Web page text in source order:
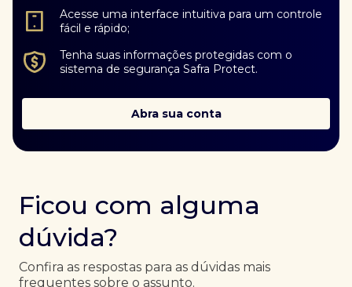
Acesse uma interface intuitiva para um controle
fácil e rápido;
Tenha suas informações protegidas com o
sistema de segurança Safra Protect.
Abra sua conta
Ficou com alguma
dúvida?
Confira as respostas para as dúvidas mais
frequentes sobre o assunto.